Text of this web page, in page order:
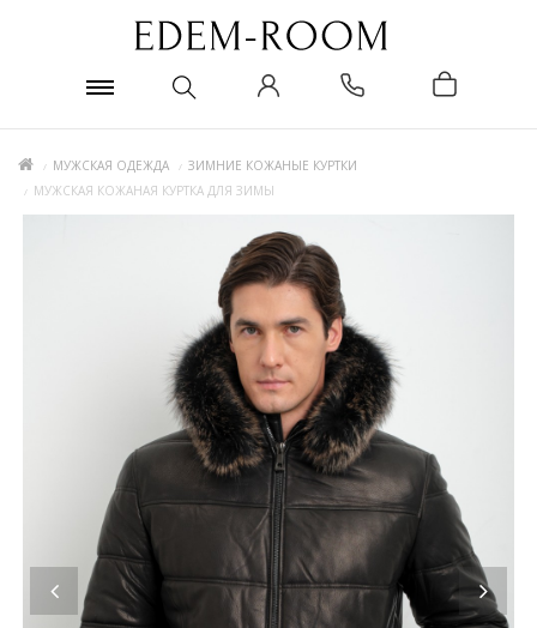
МУЖСКАЯ ОДЕЖДА
ЗИМНИЕ КОЖАНЫЕ КУРТКИ
МУЖСКАЯ КОЖАНАЯ КУРТКА ДЛЯ ЗИМЫ